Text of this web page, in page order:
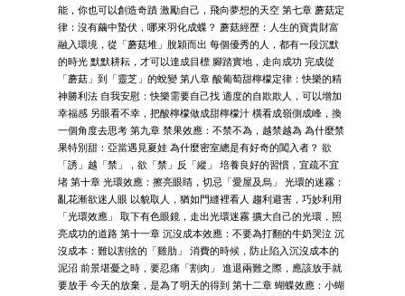
能，你也可以創造奇蹟 激勵自己，飛向夢想的天空 第七章 蘑菇定
律：沒有繭中蟄伏，哪來羽化成蝶？ 蘑菇經歷：人生的寶貴財富
融入環境，從「蘑菇堆」脫穎而出 每個優秀的人，都有一段沉默
的時光 默默耕耘，才可以達成目標 腳踏實地，走向成功 完成從
「蘑菇」到「靈芝」的蛻變 第八章 酸葡萄甜檸檬定律：快樂的精
神勝利法 自我安慰：快樂需要自己找 適度的自欺欺人，可以增加
幸福感 另眼看不幸，把酸檸檬做成甜檸檬汁 橫看成嶺側成峰，換
一個角度去思考 第九章 禁果效應：不禁不為，越禁越為 為什麼禁
果特別甜：亞當遇見夏娃 為什麼密室總是有好奇的闖入者？ 欲
「誘」越「禁」，欲「禁」反「縱」 培養良好的習慣，宜疏不宜
堵 第十章 光環效應：擦亮眼睛，切忌「愛屋及烏」 光環的迷霧：
亂花漸欲迷人眼 以貌取人，猶如門縫裡看人 趨利避害，巧妙利用
「光環效應」 取下有色眼鏡，走出光環迷霧 擴大自己的光環，照
亮成功的道路 第十一章 沉沒成本效應：不要為打翻的牛奶哭泣 沉
沒成本：難以割捨的「雞肋」 消費的時候，防止陷入沉沒成本的
泥沼 前景堪憂之時，要忍痛「割肉」 進退兩難之際，應該放手就
要放手 今天的放棄，是為了明天的得到 第十二章 蝴蝶效應：小蝴